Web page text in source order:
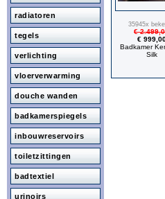
radiatoren
tegels
verlichting
vloerverwarming
douche wanden
badkamerspiegels
inbouwreservoirs
toiletzittingen
badtextiel
urinoirs
35945x
€
€
Badkamer
Silk